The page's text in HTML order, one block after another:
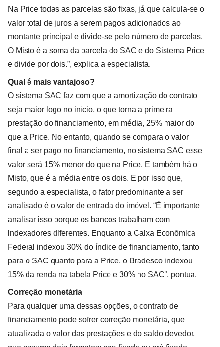
Na Price todas as parcelas são fixas, já que calcula-se o
valor total de juros a serem pagos adicionados ao
montante principal e divide-se pelo número de parcelas.
O Misto é a soma da parcela do SAC e do Sistema Price
e divide por dois.”, explica a especialista.
Qual é mais vantajoso?
O sistema SAC faz com que a amortização do contrato
seja maior logo no início, o que torna a primeira
prestação do financiamento, em média, 25% maior do
que a Price. No entanto, quando se compara o valor
final a ser pago no financiamento, no sistema SAC esse
valor será 15% menor do que na Price. E também há o
Misto, que é a média entre os dois. É por isso que,
segundo a especialista, o fator predominante a ser
analisado é o valor de entrada do imóvel. “É importante
analisar isso porque os bancos trabalham com
indexadores diferentes. Enquanto a Caixa Econômica
Federal indexou 30% do índice de financiamento, tanto
para o SAC quanto para a Price, o Bradesco indexou
15% da renda na tabela Price e 30% no SAC”, pontua.
Correção monetária
Para qualquer uma dessas opções, o contrato de
financiamento pode sofrer correção monetária, que
atualizada o valor das prestações e do saldo devedor,